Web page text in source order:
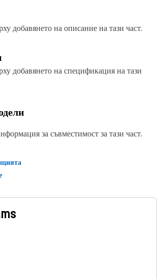
добавянето на описание на тази част.
добавянето на спецификация на тази
за съвместимост за тази част.